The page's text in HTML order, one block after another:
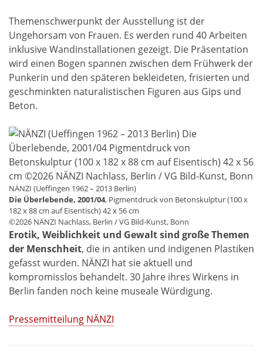
Themenschwerpunkt der Ausstellung ist der
Ungehorsam von Frauen. Es werden rund 40 Arbeiten
inklusive Wandinstallationen gezeigt. Die Präsentation
wird einen Bogen spannen zwischen dem Frühwerk der
Punkerin und den späteren bekleideten, frisierten und
geschminkten naturalistischen Figuren aus Gips und
Beton.
NÄNZI (Ueffingen 1962 – 2013 Berlin)
Die Überlebende, 2001/04, Pigmentdruck von Betonskulptur (100 x
182 x 88 cm auf Eisentisch) 42 x 56 cm
©2026 NÄNZI Nachlass, Berlin / VG Bild-Kunst, Bonn
Erotik, Weiblichkeit und Gewalt sind große Themen
der Menschheit, die in antiken und indigenen Plastiken
gefasst wurden. NÄNZI hat sie aktuell und
kompromisslos behandelt. 30 Jahre ihres Wirkens in
Berlin fanden noch keine museale Würdigung.
Pressemitteilung NÄNZI